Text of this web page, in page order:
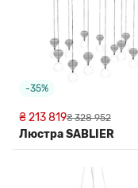
-35%
₴ 213 819₴ 328 952
Люстра SABLIER